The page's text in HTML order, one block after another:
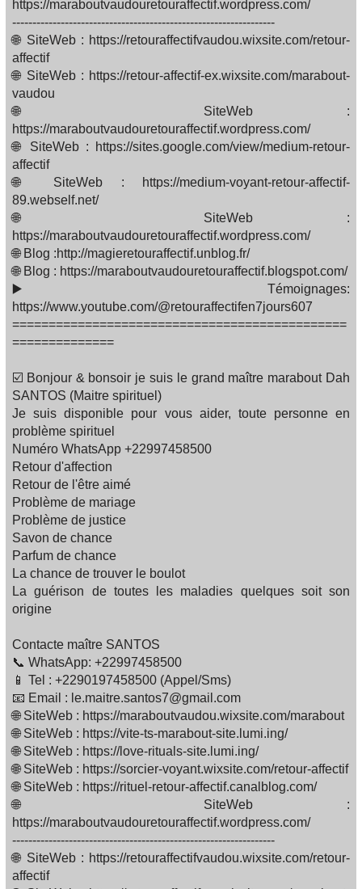
https://maraboutvaudouretouraffectif.wordpress.com/
-----------------------------------------------------------------
🌐 SiteWeb : https://retouraffectifvaudou.wixsite.com/retour-
affectif
🌐 SiteWeb : https://retour-affectif-ex.wixsite.com/marabout-
vaudou
🌐 SiteWeb :
https://maraboutvaudouretouraffectif.wordpress.com/
🌐 SiteWeb : https://sites.google.com/view/medium-retour-
affectif
🌐 SiteWeb : https://medium-voyant-retour-affectif-
89.webself.net/
🌐 SiteWeb :
https://maraboutvaudouretouraffectif.wordpress.com/
🌐 Blog :http://magieretouraffectif.unblog.fr/
🌐 Blog : https://maraboutvaudouretouraffectif.blogspot.com/
▶️ Témoignages:
https://www.youtube.com/@retouraffectifen7jours607
==============================================
==============
☑️ Bonjour & bonsoir je suis le grand maître marabout Dah
SANTOS (Maitre spirituel)
Je suis disponible pour vous aider, toute personne en
problème spirituel
Numéro WhatsApp +22997458500
Retour d'affection
Retour de l'être aimé
Problème de mariage
Problème de justice
Savon de chance
Parfum de chance
La chance de trouver le boulot
La guérison de toutes les maladies quelques soit son
origine
Contacte maître SANTOS
📞 WhatsApp: +22997458500
📱 Tel : +2290197458500 (Appel/Sms)
📧 Email : le.maitre.santos7@gmail.com
🌐 SiteWeb : https://maraboutvaudou.wixsite.com/marabout
🌐 SiteWeb : https://vite-ts-marabout-site.lumi.ing/
🌐 SiteWeb : https://love-rituals-site.lumi.ing/
🌐 SiteWeb : https://sorcier-voyant.wixsite.com/retour-affectif
🌐 SiteWeb : https://rituel-retour-affectif.canalblog.com/
🌐 SiteWeb :
https://maraboutvaudouretouraffectif.wordpress.com/
-----------------------------------------------------------------
🌐 SiteWeb : https://retouraffectifvaudou.wixsite.com/retour-
affectif